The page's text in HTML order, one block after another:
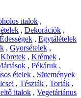
italok ,
, Dekorációk ,
Édességek , Egytálételek
, Gyorsételek ,
Köretek , Krémek ,
, Pékáruk ,
ételek , Sütemények
, Tészták , Torták ,
italok , Vegetáriánus